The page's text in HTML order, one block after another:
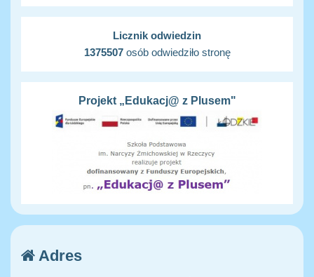
Licznik odwiedzin
1375507osób odwiedziło stronę
Projekt „Edukacj@ z Plusem"
Adres